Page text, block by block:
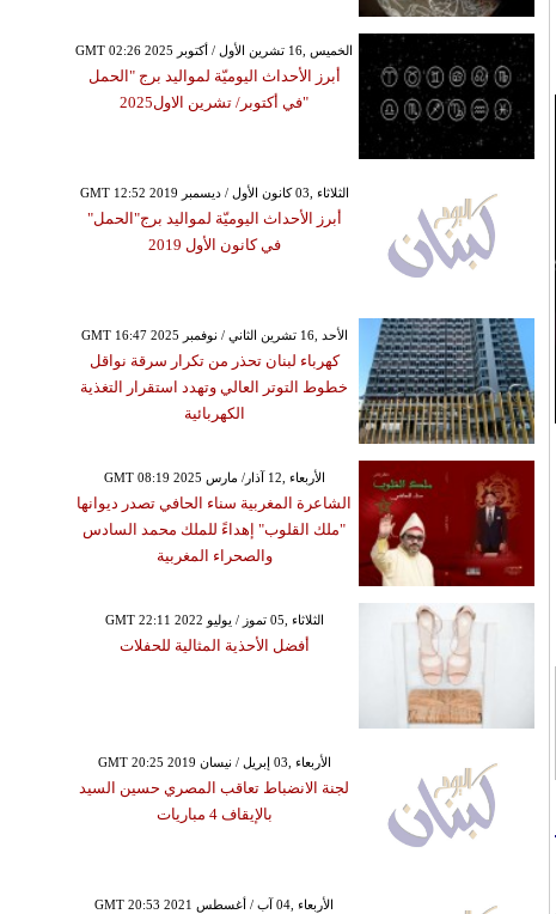
GMT 02:26 2025 الخميس ,16 تشرين الأول / أكتوبر
أبرز الأحداث اليوميّة لمواليد برج "الحمل
"في أكتوبر/ تشرين الاول2025
GMT 12:52 2019 الثلاثاء ,03 كانون الأول / ديسمبر
أبرز الأحداث اليوميّة لمواليد برج"الحمل"
في كانون الأول 2019
GMT 16:47 2025 الأحد ,16 تشرين الثاني / نوفمبر
كهرباء لبنان تحذر من تكرار سرقة نواقل
خطوط التوتر العالي وتهدد استقرار التغذية
الكهربائية
GMT 08:19 2025 الأربعاء ,12 آذار/ مارس
الشاعرة المغربية سناء الحافي تصدر ديوانها
"ملك القلوب" إهداءً للملك محمد السادس
والصحراء المغربية
GMT 22:11 2022 الثلاثاء ,05 تموز / يوليو
أفضل الأحذية المثالية للحفلات
GMT 20:25 2019 الأربعاء ,03 إبريل / نيسان
لجنة الانضباط تعاقب المصري حسين السيد
بالإيقاف 4 مباريات
GMT 20:53 2021 الأربعاء ,04 آب / أغسطس